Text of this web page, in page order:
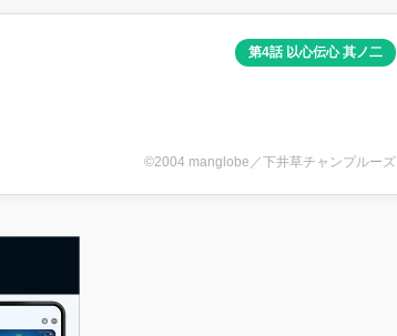
第4話 以心伝心 其ノ二
©2004 manglobe／下井草チャンプルーズ